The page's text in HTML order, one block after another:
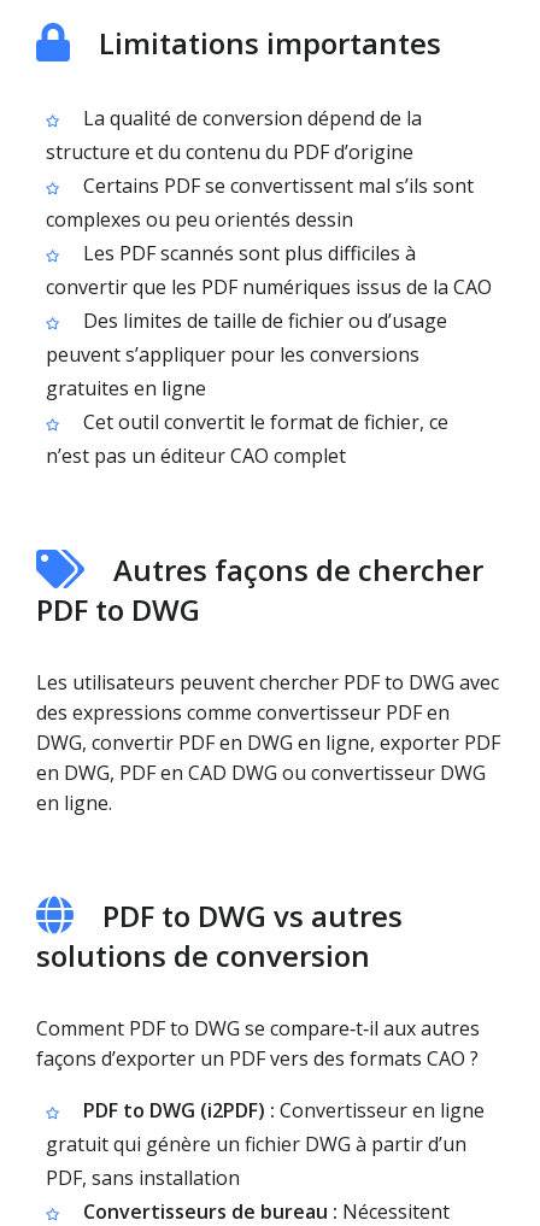
Limitations importantes
La qualité de conversion dépend de la
structure et du contenu du PDF d’origine
Certains PDF se convertissent mal s’ils sont
complexes ou peu orientés dessin
Les PDF scannés sont plus difficiles à
convertir que les PDF numériques issus de la CAO
Des limites de taille de fichier ou d’usage
peuvent s’appliquer pour les conversions
gratuites en ligne
Cet outil convertit le format de fichier, ce
n’est pas un éditeur CAO complet
Autres façons de chercher
PDF to DWG
Les utilisateurs peuvent chercher PDF to DWG avec
des expressions comme convertisseur PDF en
DWG, convertir PDF en DWG en ligne, exporter PDF
en DWG, PDF en CAD DWG ou convertisseur DWG
en ligne.
PDF to DWG vs autres
solutions de conversion
Comment PDF to DWG se compare‑t‑il aux autres
façons d’exporter un PDF vers des formats CAO ?
PDF to DWG (i2PDF) : Convertisseur en ligne
gratuit qui génère un fichier DWG à partir d’un
PDF, sans installation
Convertisseurs de bureau : Nécessitent